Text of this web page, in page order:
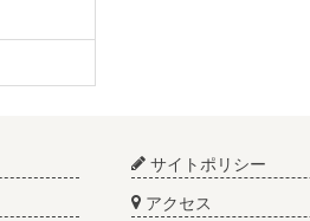
サイトポリシー
アクセス